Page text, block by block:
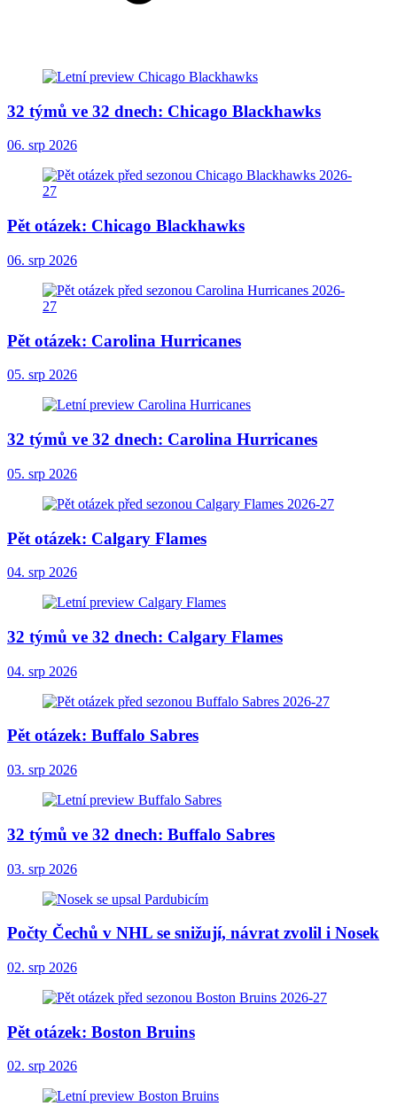
32 týmů ve 32 dnech: Chicago Blackhawks
06. srp 2026
Pět otázek: Chicago Blackhawks
06. srp 2026
Pět otázek: Carolina Hurricanes
05. srp 2026
32 týmů ve 32 dnech: Carolina Hurricanes
05. srp 2026
Pět otázek: Calgary Flames
04. srp 2026
32 týmů ve 32 dnech: Calgary Flames
04. srp 2026
Pět otázek: Buffalo Sabres
03. srp 2026
32 týmů ve 32 dnech: Buffalo Sabres
03. srp 2026
Počty Čechů v NHL se snižují, návrat zvolil i Nosek
02. srp 2026
Pět otázek: Boston Bruins
02. srp 2026